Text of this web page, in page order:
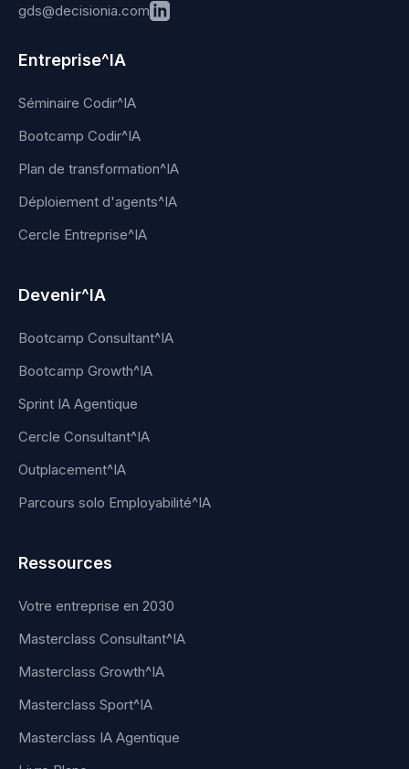
gds@decisionia.com
Entreprise^IA
Séminaire Codir^IA
Bootcamp Codir^IA
Plan de transformation^IA
Déploiement d'agents^IA
Cercle Entreprise^IA
Devenir^IA
Bootcamp Consultant^IA
Bootcamp Growth^IA
Sprint IA Agentique
Cercle Consultant^IA
Outplacement^IA
Parcours solo Employabilité^IA
Ressources
Votre entreprise en 2030
Masterclass Consultant^IA
Masterclass Growth^IA
Masterclass Sport^IA
Masterclass IA Agentique